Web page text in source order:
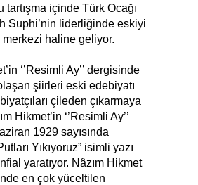
tartışma içinde Türk Ocağı
Suphi’nin liderliğinde eskiyi
merkezi haline geliyor.
‘’Resimli Ay’’ dergisinde
şiirleri eski edebiyatı
çileden çıkarmaya
Hikmet’in ‘’Resimli Ay’’
1929 sayısında
Yıkıyoruz” isimli yazı
yaratıyor. Nâzım Hikmet
en çok yüceltilen